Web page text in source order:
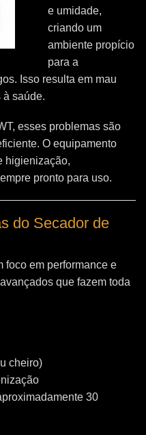
e umidade,
criando um
ambiente propício
para a
Isso resulta em mau
à saúde.
esses problemas são
O equipamento
higienização,
pronto para uso.
do Secador de
foco em performance e
que fazem toda
cheiro)
30